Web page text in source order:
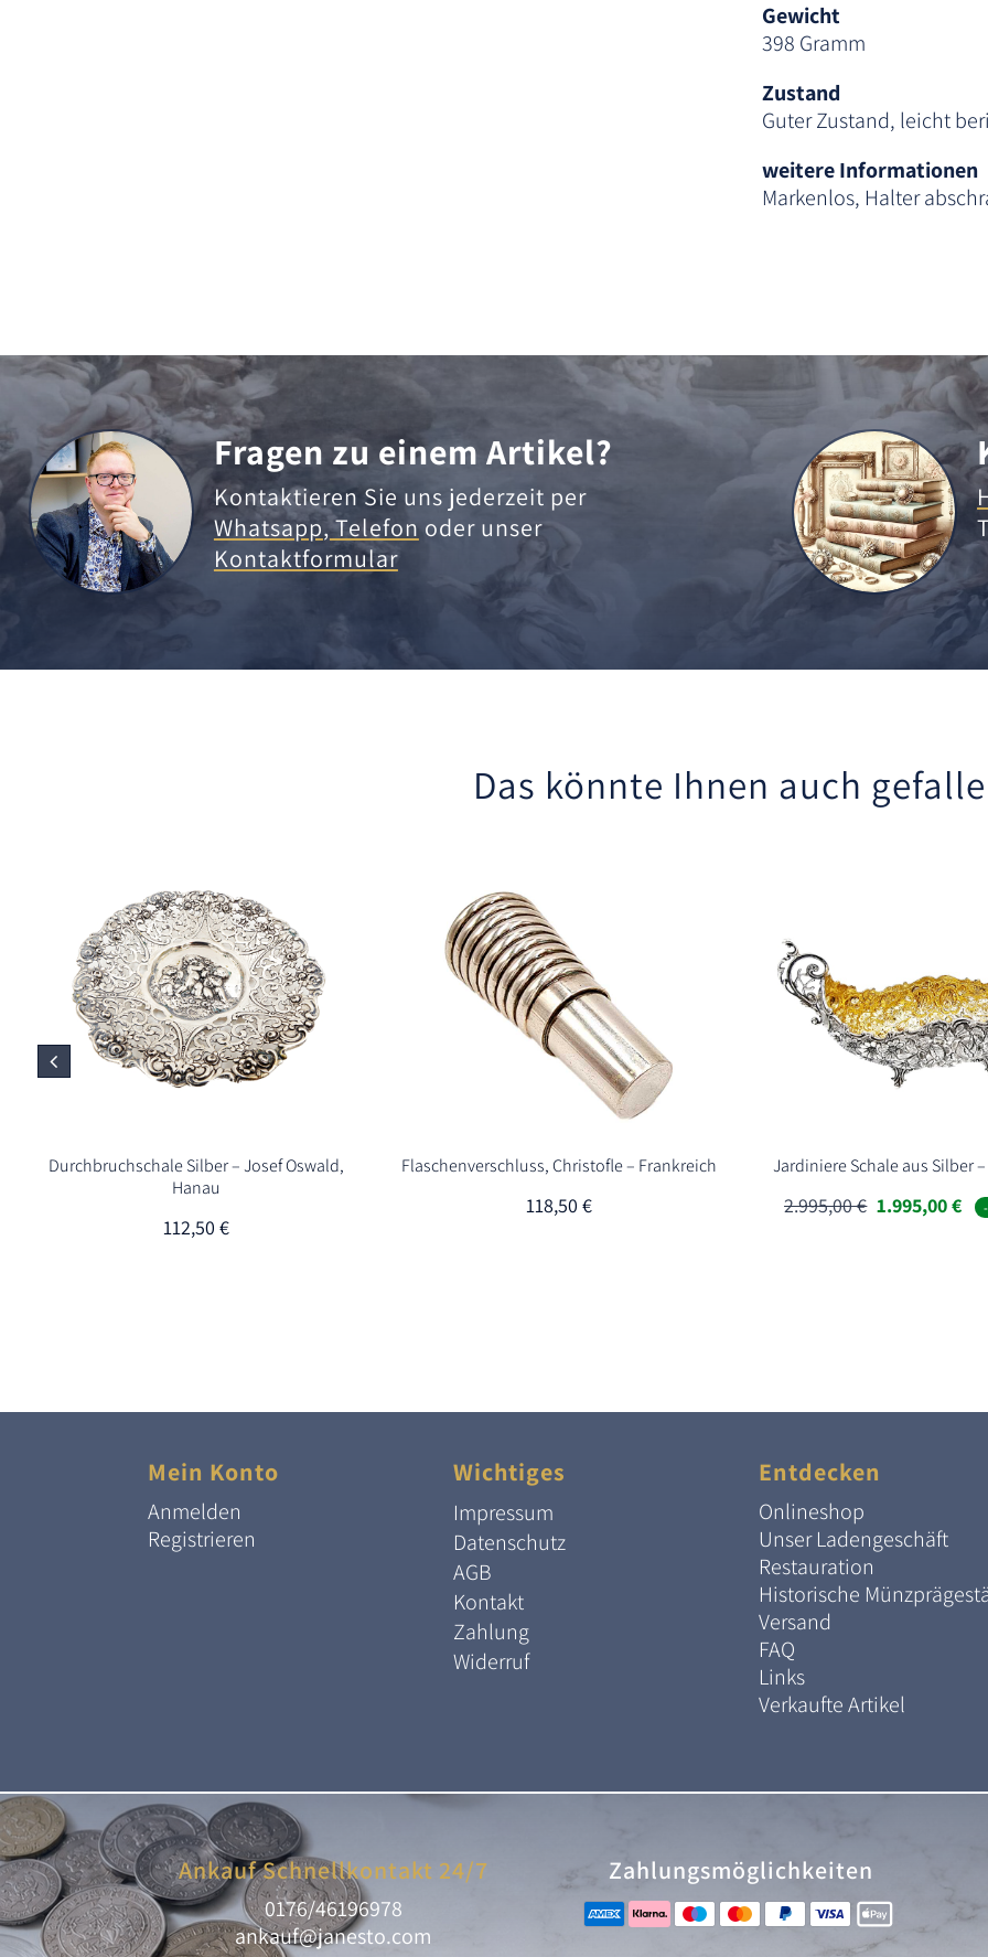
Gewicht
398 Gramm
Zustand
Guter Zustand, leicht
weitere Informationen
Markenlos, Halter
Fragen zu einem Artikel?
Kontaktieren Sie uns jederzeit per
Whatsapp,Telefonoder unser
Kontaktformular
Das könnte Ihnen auch
Durchbruchschale Silber – Josef Oswald,
Hanau
112,50€
Flaschenverschluss, Christofle – Frankreich
118,50€
Jardiniere Schale aus Silber
2.995,00€ 1.995,00€
Mein Konto
Anmelden
Registrieren
Wichtiges
Impressum
Datenschutz
AGB
Kontakt
Zahlung
Widerruf
Entdecken
Onlineshop
Unser Ladengeschäft
Restauration
Historische
Versand
FAQ
Links
Verkaufte Artikel
Ankauf Schnellkontakt 24/7
0176/46196978
ankauf@janesto.com
Zahlungsmöglichkeiten